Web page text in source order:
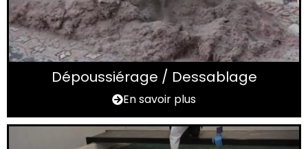
Dépoussiérage / Dessablage
En savoir plus